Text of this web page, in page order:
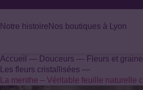
Notre histoire Nos boutiques à Lyon
Accueil — Douceurs — Fleurs et
Les fleurs cristallisées —
La menthe – Véritable feuille naturelle